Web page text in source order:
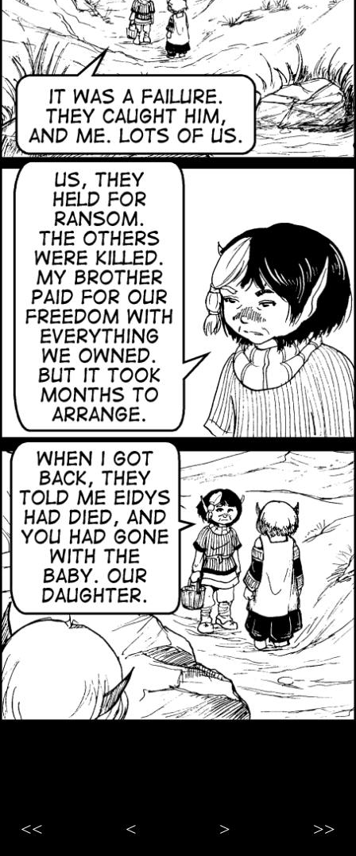
<< < > >>